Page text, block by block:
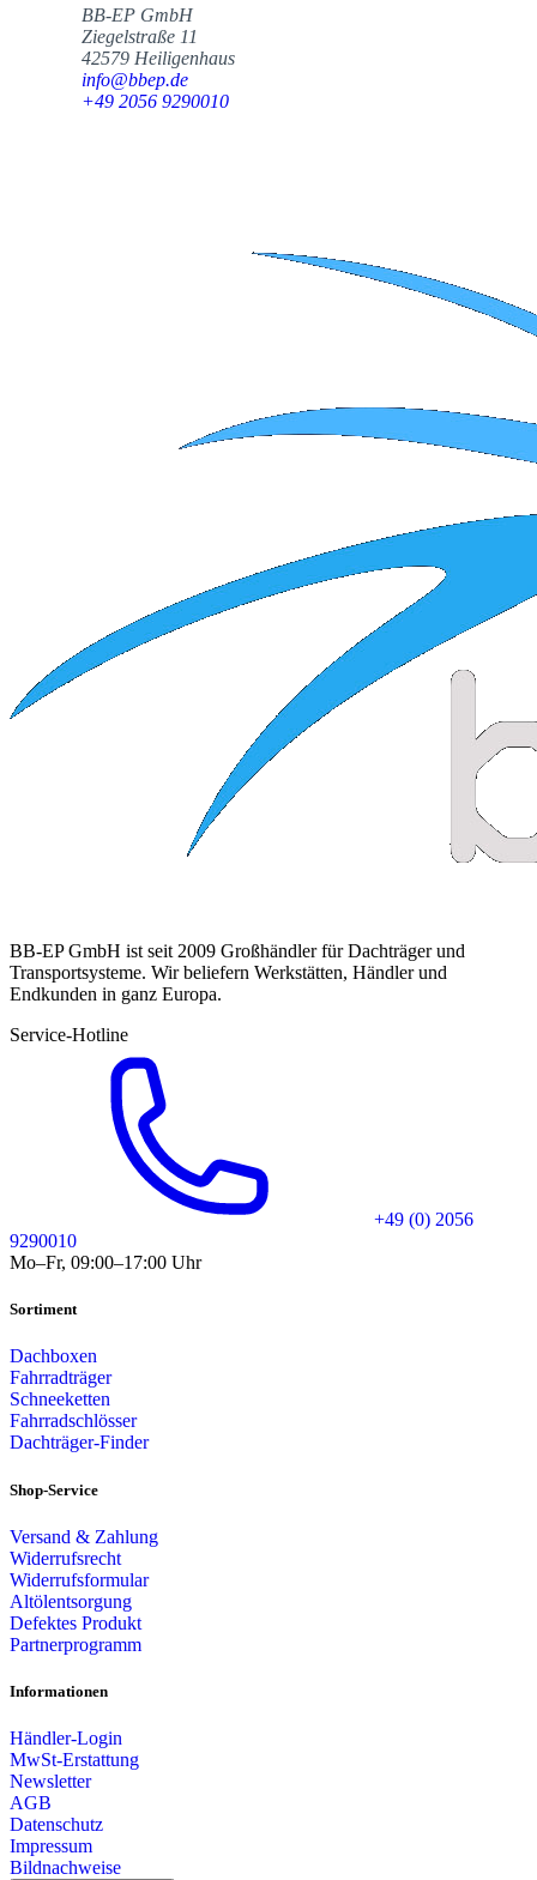
BB-EP GmbH
Ziegelstraße 11
42579 Heiligenhaus
info@bbep.de
+49 2056 9290010
BB-EP GmbH ist seit 2009 Großhändler für Dachträger und
Transportsysteme. Wir beliefern Werkstätten, Händler und
Endkunden in ganz Europa.
Service-Hotline
+49 (0) 2056
9290010
Mo–Fr, 09:00–17:00 Uhr
Sortiment
Dachboxen
Fahrradträger
Schneeketten
Fahrradschlösser
Dachträger-Finder
Shop-Service
Versand & Zahlung
Widerrufsrecht
Widerrufsformular
Altölentsorgung
Defektes Produkt
Partnerprogramm
Informationen
Händler-Login
MwSt-Erstattung
Newsletter
AGB
Datenschutz
Impressum
Bildnachweise